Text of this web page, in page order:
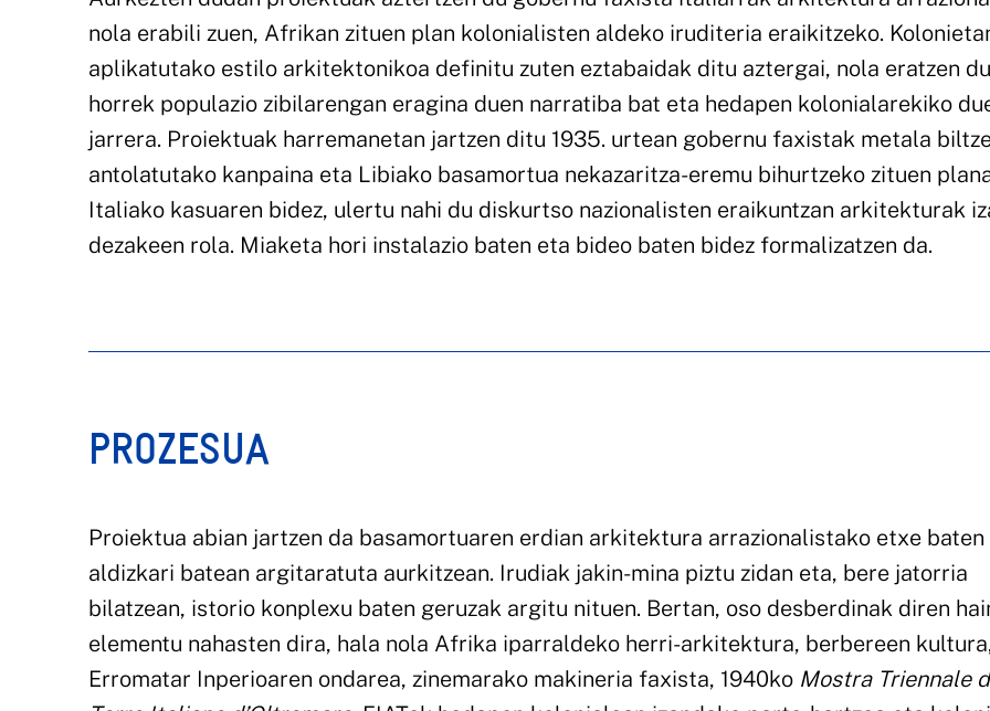
nola erabili zuen, Afrikan zituen plan kolonialisten aldeko iruditeria eraikitzeko.
aplikatutako estilo arkitektonikoa definitu zuten eztabaidak ditu aztergai, nola eratzen
horrek populazio zibilarengan eragina duen narratiba bat eta hedapen kolonialarekiko
jarrera. Proiektuak harremanetan jartzen ditu 1935. urtean gobernu faxistak metala
antolatutako kanpaina eta Libiako basamortua nekazaritza-eremu bihurtzeko zituen
Italiako kasuaren bidez, ulertu nahi du diskurtso nazionalisten eraikuntzan arkitekturak
dezakeen rola. Miaketa hori instalazio baten eta bideo baten bidez formalizatzen da.
PROZESUA
Proiektua abian jartzen da basamortuaren erdian arkitektura arrazionalistako etxe baten
aldizkari batean argitaratuta aurkitzean. Irudiak jakin-mina piztu zidan eta, bere jatorria
bilatzean, istorio konplexu baten geruzak argitu nituen. Bertan, oso desberdinak diren
elementu nahasten dira, hala nola Afrika iparraldeko herri-arkitektura, berbereen
Erromatar Inperioaren ondarea, zinemarako makineria faxista, 1940ko Mostra Triennale